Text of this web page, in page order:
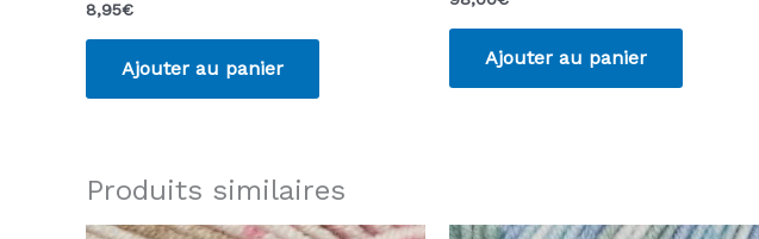
8,95€
Ajouter au panier Ajouter au panier
Produits similaires